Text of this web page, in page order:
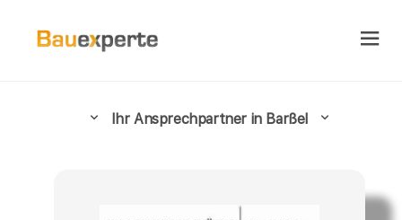
Ihr Ansprechpartner in Barßel